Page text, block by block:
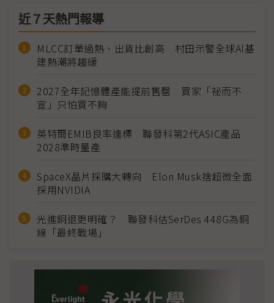
近７天熱門報導
MLCC訂單過熱、出貨比創高 村田示警全球AI基
建熱潮將趨緩
2027全年記憶體產能提前售罄 買家「祕而不
宣」只怕買不夠
英特爾EMIB良率達標 聯發科第2代ASIC產品
2028準時量產
SpaceX晶片採購大轉向 Elon Musk捨超微全面
採用NVIDIA
光進銅退更明確？ 聯發科估SerDes 448G為銅
線「最終戰場」